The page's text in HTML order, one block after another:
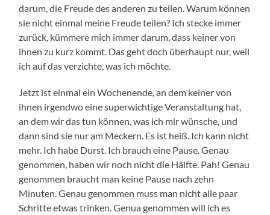
darum, die Freude des anderen zu teilen. Warum können
sie nicht einmal meine Freude teilen? Ich stecke immer
zurück, kümmere mich immer darum, dass keiner von
ihnen zu kurz kommt. Das geht doch überhaupt nur, weil
ich auf das verzichte, was ich möchte.
Jetzt ist einmal ein Wochenende, an dem keiner von
ihnen irgendwo eine superwichtige Veranstaltung hat,
an dem wir das tun können, was ich mir wünsche, und
dann sind sie nur am Meckern. Es ist heiß. Ich kann nicht
mehr. Ich habe Durst. Ich brauch eine Pause. Genau
genommen, haben wir noch nicht die Hälfte. Pah! Genau
genommen braucht man keine Pause nach zehn
Minuten. Genau genommen muss man nicht alle paar
Schritte etwas trinken. Genua genommen will ich es